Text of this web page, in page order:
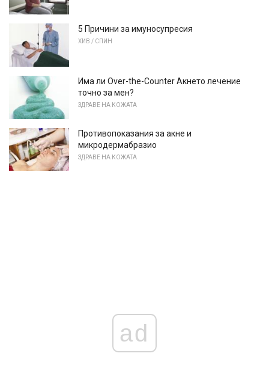
5 Причини за имуносупресия
ХИВ / СПИН
Има ли Over-the-Counter Акнето лечение
точно за мен?
ЗДРАВЕ НА КОЖАТА
Противопоказания за акне и
микродермабразио
ЗДРАВЕ НА КОЖАТА
ad